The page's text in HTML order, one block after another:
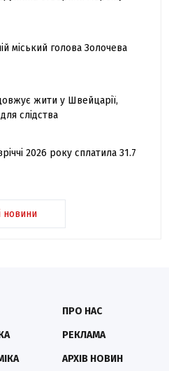
міський голова Золочева
жити у Швейцарії,
слідства
2026 року сплатила 31.7
новини
ПРО НАС
РЕКЛАМА
АРХІВ НОВИН